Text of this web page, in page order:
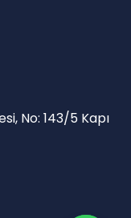
No: 143/5 Kapı